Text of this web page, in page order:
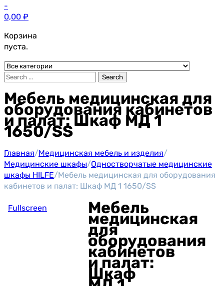
-
0,00 ₽
Корзина
пуста.
Search
Мебель медицинская для
оборудования кабинетов
и палат: Шкаф МД 1
1650/SS
Главная/Медицинская мебель и изделия/
Медицинские шкафы/Одностворчатые медицинские
шкафы HILFE/Мебель медицинская для оборудования
кабинетов и палат: Шкаф МД 1 1650/SS
Fullscreen Мебель
медицинская
для
оборудования
кабинетов
и палат:
Шкаф